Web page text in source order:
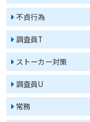
不貞行為
調査員T
ストーカー対策
調査員U
常務